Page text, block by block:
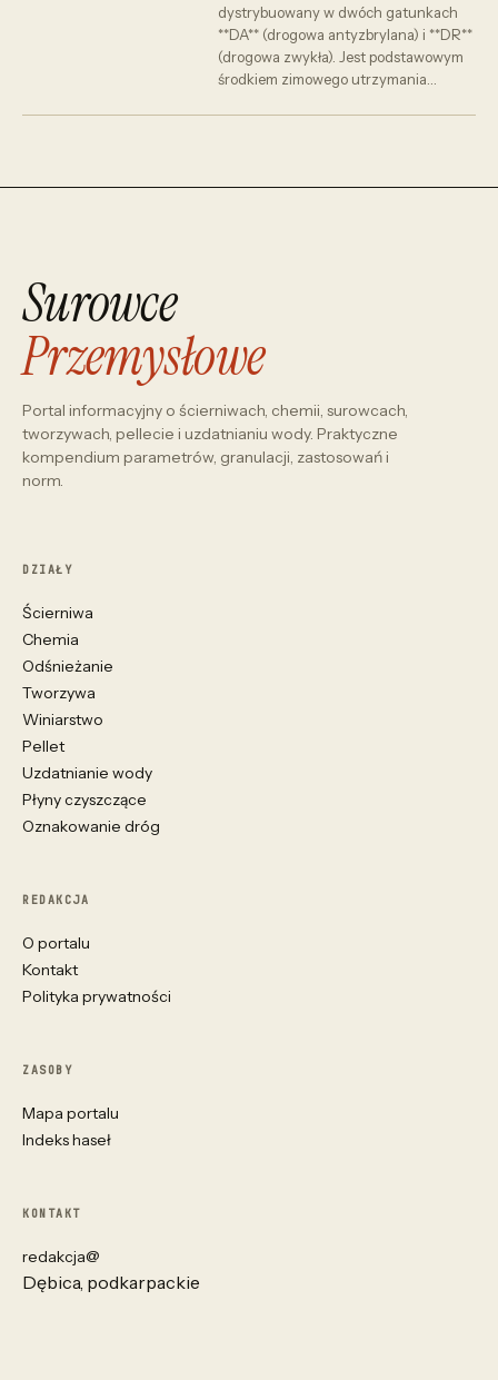
dystrybuowany w dwóch gatunkach
**DA** (drogowa antyzbrylana) i **DR**
(drogowa zwykła). Jest podstawowym
środkiem zimowego utrzymania…
Surowce
Przemysłowe
Portal informacyjny o ścierniwach, chemii, surowcach,
tworzywach, pellecie i uzdatnianiu wody. Praktyczne
kompendium parametrów, granulacji, zastosowań i
norm.
DZIAŁY
Ścierniwa
Chemia
Odśnieżanie
Tworzywa
Winiarstwo
Pellet
Uzdatnianie wody
Płyny czyszczące
Oznakowanie dróg
REDAKCJA
O portalu
Kontakt
Polityka prywatności
ZASOBY
Mapa portalu
Indeks haseł
KONTAKT
redakcja@
Dębica, podkarpackie